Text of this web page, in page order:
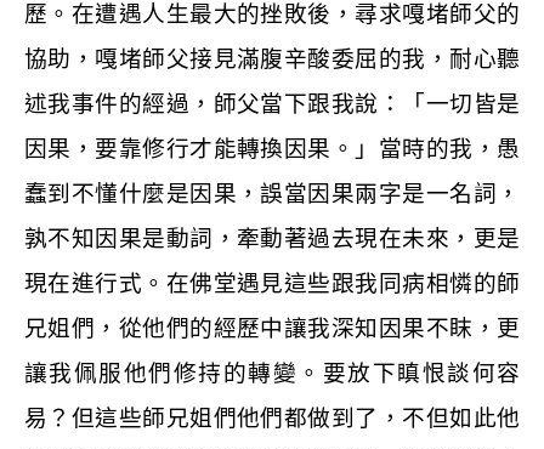
歷。在遭遇人生最大的挫敗後，尋求嘎堵師父的
協助，嘎堵師父接見滿腹辛酸委屈的我，耐心聽
述我事件的經過，師父當下跟我說：「一切皆是
因果，要靠修行才能轉換因果。」當時的我，愚
蠢到不懂什麼是因果，誤當因果兩字是一名詞，
孰不知因果是動詞，牽動著過去現在未來，更是
現在進行式。在佛堂遇見這些跟我同病相憐的師
兄姐們，從他們的經歷中讓我深知因果不眜，更
讓我佩服他們修持的轉變。要放下瞋恨談何容
易？但這些師兄姐們他們都做到了，不但如此他